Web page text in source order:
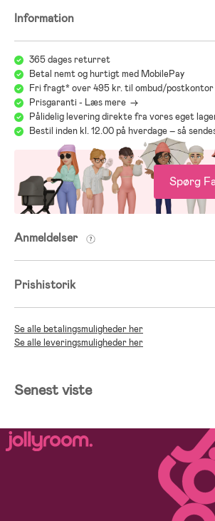
Information
365 dages returret
Betal nemt og hurtigt med MobilePay
Fri fragt* over 495 kr. til ombud/postkontor
Prisgaranti - Læs mere ->
Pålidelig levering direkte fra vores eget
Bestil inden kl. 12.00 på hverdage – så
Spørg
Anmeldelser
Prishistorik
Se alle betalingsmuligheder her
Se alle leveringsmuligheder her
Senest viste